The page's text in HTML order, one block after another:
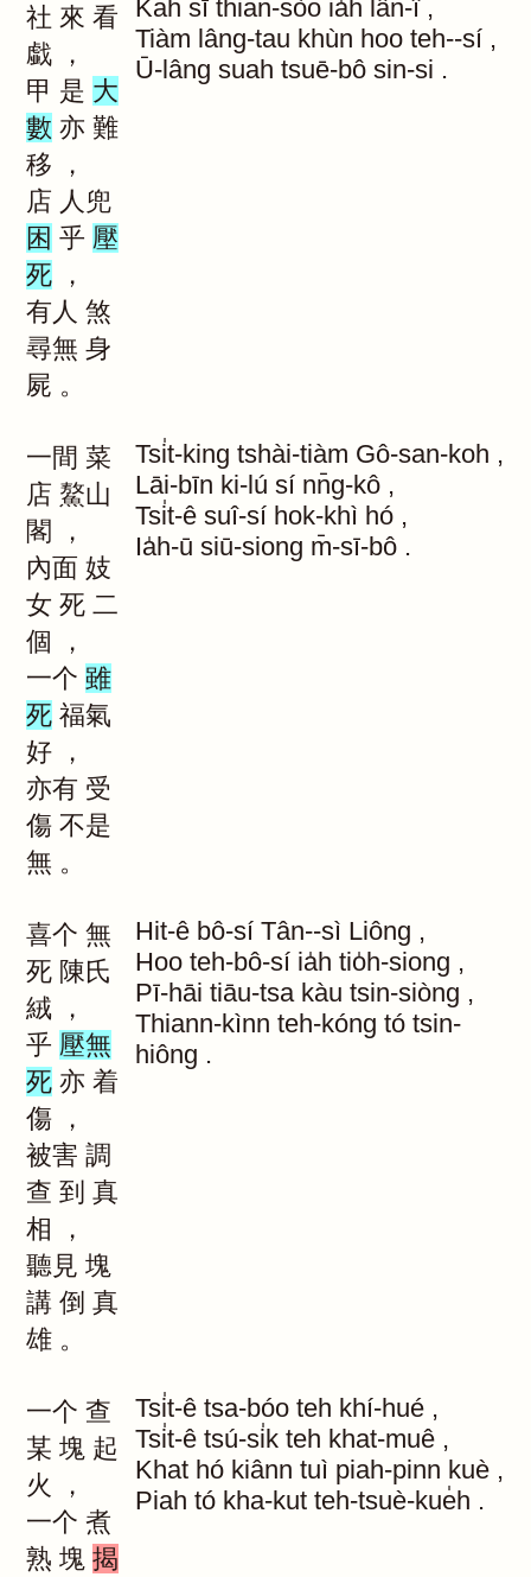
社 來 看
戱
，
甲 是 大
數 亦 難
移
，
店 人兜
困 乎 壓
死
，
有人 煞
尋無 身
屍 。
Kah sī thian-sòo ia̍h lân-î ,
Tiàm lâng-tau khùn hoo teh--sí ,
Ū-lâng suah tsuē-bô sin-si .
一間 菜
店 鰲山
閣
，
內面 妓
女 死 二
個
，
一个 雖
死 福氣
好
，
亦有 受
傷 不是
無 。
Tsi̍t-king tshài-tiàm Gô-san-koh ,
Lāi-bīn ki-lú sí nn̄g-kô ,
Tsi̍t-ê suî-sí hok-khì hó ,
Ia̍h-ū siū-siong m̄-sī-bô .
喜个 無
死 陳氏
絨
，
乎 壓無
死 亦 着
傷
，
被害 調
查 到 真
相
，
聽見 塊
講 倒 真
雄 。
Hit-ê bô-sí Tân--sì Liông ,
Hoo teh-bô-sí ia̍h tio̍h-siong ,
Pī-hāi tiāu-tsa kàu tsin-siòng ,
Thiann-kìnn teh-kóng tó tsin-
hiông .
一个 查
某 塊 起
火
，
一个 煮
熟 塊 揭
Tsi̍t-ê tsa-bóo teh khí-hué ,
Tsi̍t-ê tsú-si̍k teh khat-muê ,
Khat hó kiânn tuì piah-pinn kuè ,
Piah tó kha-kut teh-tsuè-kue̍h .